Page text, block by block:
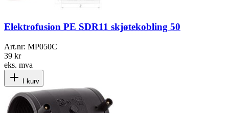
Elektrofusion PE SDR11 skjøtekobling 50
Art.nr: MP050C
39 kr
eks. mva
I kurv